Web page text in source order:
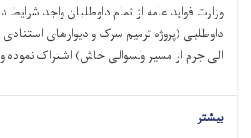
وزارت فواید عامه از تمام داوطلبان واجد شرایط
داوطلبی (پروژه ترمیم سرک و دیوارهای
الی جرم از مسیر ولسوالی خاش) اشتراک
بیشتر